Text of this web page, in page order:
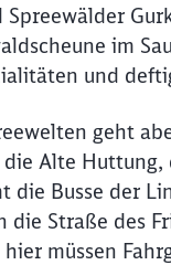
im
und
geht
Alte
die Busse der
Straße des
müssen